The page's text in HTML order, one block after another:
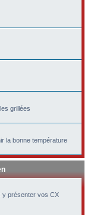
grillées
la bonne température
y présenter vos CX